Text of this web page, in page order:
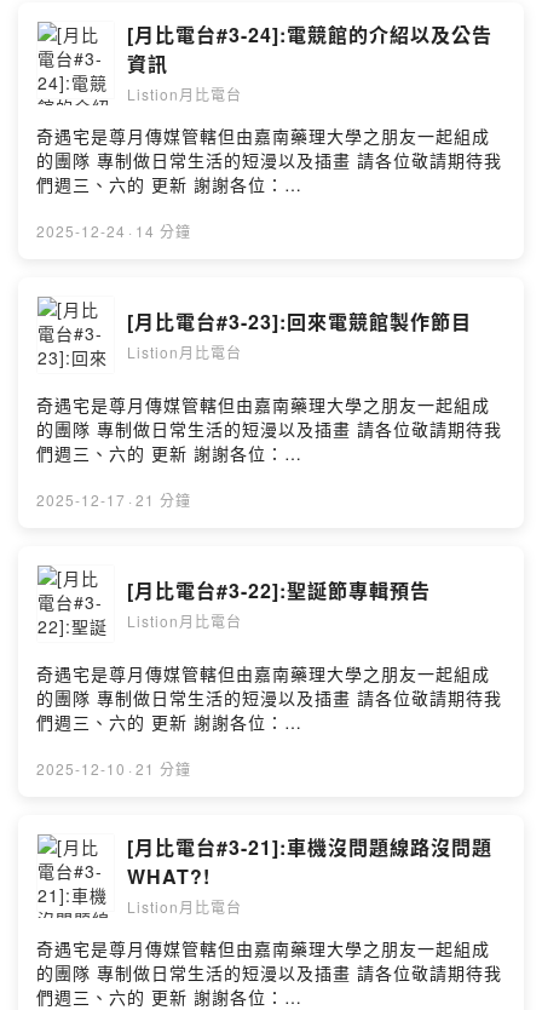
會講到 尊月樂本人以及觀看次數 還有聽眾的排名介紹
===========================================
========== ↓↓↓記得跟隨我以㊦網站↓↓↓ 月比亮樂
twitter:https://twitter.com/kirbytv20160908 月比亮樂網
站:https://www.listionstudio.com 歡迎廠商贊助本工作室
產品喔~ kirbytv20160908@gmail.com 歡迎贊助(抖內)
https://pay.soundon.fm/podcasts/5904f390-3f16-
4a57-bca4-e27f10288ab7 --Hosting provided by
SoundOn
[月比電台#3-24]:電競館的介紹以及公告
資訊
Listion月比電台
奇遇宅是尊月傳媒管轄但由嘉南藥理大學之朋友一起組成
的團隊 專制做日常生活的短漫以及插畫 請各位敬請期待我
們週三、六的 更新 謝謝各位：
目由小藍泡芙冠名贊助播出： @bluepuff555 ** 既然都在
下
===========================================
========== ↓↓↓記得跟隨我以㊦網站↓↓↓ 月比亮樂
站:https://www.listionstudio.com 歡迎廠商贊助本工作室
產品喔~ kirbytv20160908@gmail.com 歡迎贊助(抖內)
https://pay.soundon.fm/podcasts/5904f390-3f16-
SoundOn
2025-12-24 · 14 分鐘
[月比電台#3-23]:回來電競館製作節目
Listion月比電台
奇遇宅是尊月傳媒管轄但由嘉南藥理大學之朋友一起組成
的團隊 專制做日常生活的短漫以及插畫 請各位敬請期待我
們週三、六的 更新 謝謝各位：
目由小藍泡芙冠名贊助播出： @bluepuff555 ** 這一次我
===========================================
========== ↓↓↓記得跟隨我以㊦網站↓↓↓ 月比亮樂
twitter:https://twitter.com/kirbytv20160908 月比亮樂網
產品喔~ kirbytv20160908@gmail.com 歡迎贊助(抖內)
https://pay.soundon.fm/podcasts/5904f390-3f16-
4a57-bca4-e27f10288ab7 --Hosting provided by
2025-12-17 · 21 分鐘
[月比電台#3-22]:聖誕節專輯預告
Listion月比電台
奇遇宅是尊月傳媒管轄但由嘉南藥理大學之朋友一起組成
的團隊 專制做日常生活的短漫以及插畫 請各位敬請期待我
們週三、六的 更新 謝謝各位：
目由小藍泡芙冠名贊助播出： @bluepuff555 ** 終於又到
========== ↓↓↓記得跟隨我以㊦網站↓↓↓ 月比亮樂
twitter:https://twitter.com/kirbytv20160908 月比亮樂網
站:https://www.listionstudio.com 歡迎廠商贊助本工作室
產品喔~ kirbytv20160908@gmail.com 歡迎贊助(抖內)
https://pay.soundon.fm/podcasts/5904f390-3f16-
4a57-bca4-e27f10288ab7 --Hosting provided by
SoundOn
2025-12-10 · 21 分鐘
[月比電台#3-21]:車機沒問題線路沒問題
WHAT?!
Listion月比電台
奇遇宅是尊月傳媒管轄但由嘉南藥理大學之朋友一起組成
的團隊 專制做日常生活的短漫以及插畫 請各位敬請期待我
們週三、六的 更新 謝謝各位：